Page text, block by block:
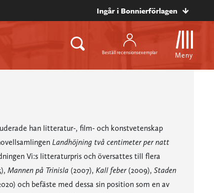
Ingår i Bonnierförlagen
Beställ recensionsexemplar Meny
han litteratur-, film- och konstvetenskap
Landhöjning två centimeter per natt
Vi:s litteraturpris och översattes till flera
Mannen på Trinisla (2007), Kall feber(2009), Staden
och befäste med dessa sin position som en av